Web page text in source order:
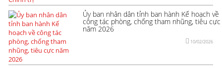
Ủy ban nhân dân tỉnh ban hành Kế hoạch về
công tác phòng, chống tham nhũng, tiêu cực
năm 2026
10/02/2026